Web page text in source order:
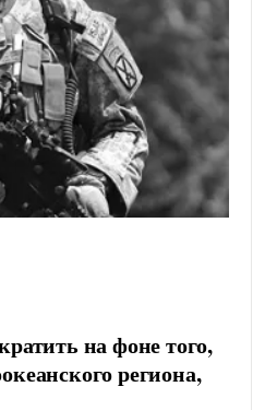
на фоне того,
региона,